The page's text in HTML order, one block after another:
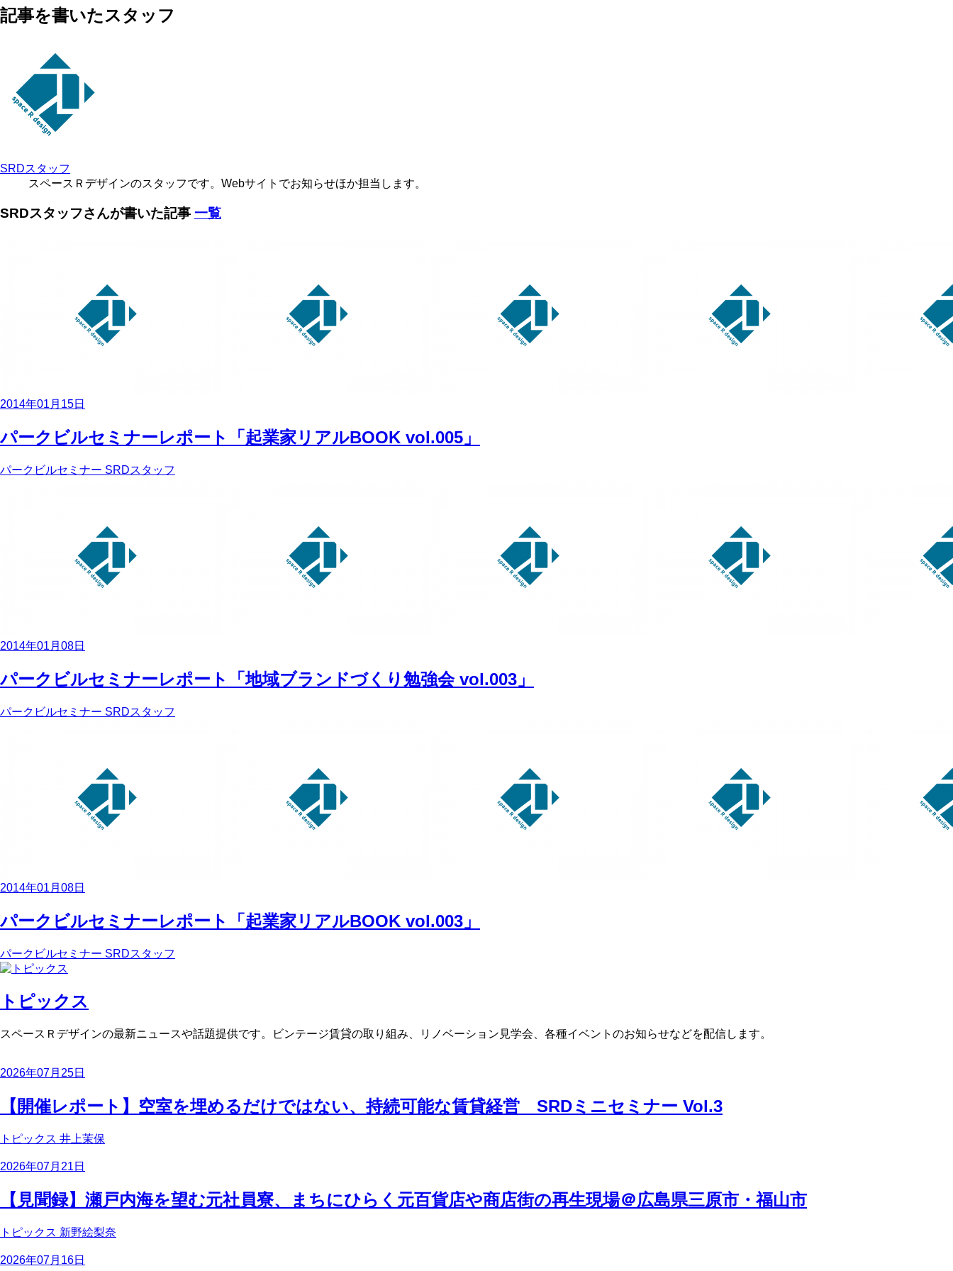
記事を書いたスタッフ
SRDスタッフ
スペースＲデザインのスタッフです。Webサイトでお知らせほか担当します。
SRDスタッフさんが書いた記事 一覧
2014年01月15日
パークビルセミナーレポート「起業家リアルBOOK vol.005」
パークビルセミナー SRDスタッフ
2014年01月08日
パークビルセミナーレポート「地域ブランドづくり勉強会 vol.003」
パークビルセミナー SRDスタッフ
2014年01月08日
パークビルセミナーレポート「起業家リアルBOOK vol.003」
パークビルセミナー SRDスタッフ
トピックス
スペースＲデザインの最新ニュースや話題提供です。ビンテージ賃貸の取り組み、リノベーション見学会、各種イベントのお知らせなどを配信します。
2026年07月25日
【開催レポート】空室を埋めるだけではない、持続可能な賃貸経営 SRDミニセミナー Vol.3
トピックス 井上茉保
2026年07月21日
【見聞録】瀬戸内海を望む元社員寮、まちにひらく元百貨店や商店街の再生現場＠広島県三原市・福山市
トピックス 新野絵梨奈
2026年07月16日